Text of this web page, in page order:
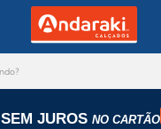
SEM JUROS NO CARTÃO